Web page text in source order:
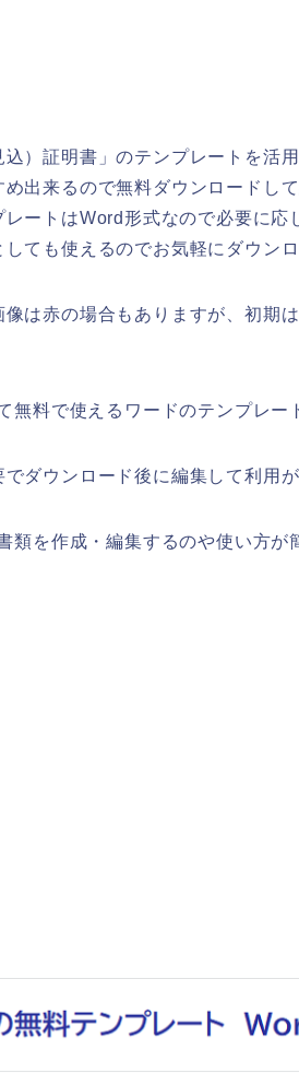
込）証明書」のテンプレートを活
め出来るので無料ダウンロードし
レートはWord形式なので必要に
ても使えるのでお気軽にダウンロ
像は赤の場合もありますが、初期
無料で使えるワードのテンプレー
でダウンロード後に編集して利用が
類を作成・編集するのや使い方が